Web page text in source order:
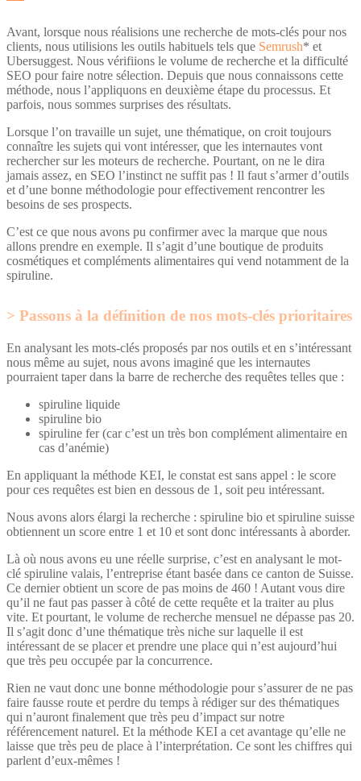
Avant, lorsque nous réalisions une recherche de mots-clés pour nos
clients, nous utilisions les outils habituels tels que Semrush* et
Ubersuggest. Nous vérifiions le volume de recherche et la difficulté
SEO pour faire notre sélection. Depuis que nous connaissons cette
méthode, nous l’appliquons en deuxième étape du processus. Et
parfois, nous sommes surprises des résultats.
Lorsque l’on travaille un sujet, une thématique, on croit toujours
connaître les sujets qui vont intéresser, que les internautes vont
rechercher sur les moteurs de recherche. Pourtant, on ne le dira
jamais assez, en SEO l’instinct ne suffit pas ! Il faut s’armer d’outils
et d’une bonne méthodologie pour effectivement rencontrer les
besoins de ses prospects.
C’est ce que nous avons pu confirmer avec la marque que nous
allons prendre en exemple. Il s’agit d’une boutique de produits
cosmétiques et compléments alimentaires qui vend notamment de la
spiruline.
Passons à la définition de nos mots-clés prioritaires
En analysant les mots-clés proposés par nos outils et en s’intéressant
nous même au sujet, nous avons imaginé que les internautes
pourraient taper dans la barre de recherche des requêtes telles que :
spiruline liquide
spiruline bio
spiruline fer (car c’est un très bon complément alimentaire en
cas d’anémie)
En appliquant la méthode KEI, le constat est sans appel : le score
pour ces requêtes est bien en dessous de 1, soit peu intéressant.
Nous avons alors élargi la recherche : spiruline bio et spiruline suisse
obtiennent un score entre 1 et 10 et sont donc intéressants à aborder.
Là où nous avons eu une réelle surprise, c’est en analysant le mot-
clé spiruline valais, l’entreprise étant basée dans ce canton de Suisse.
Ce dernier obtient un score de pas moins de 460 ! Autant vous dire
qu’il ne faut pas passer à côté de cette requête et la traiter au plus
vite. Et pourtant, le volume de recherche mensuel ne dépasse pas 20.
Il s’agit donc d’une thématique très niche sur laquelle il est
intéressant de se placer et prendre une place qui n’est aujourd’hui
que très peu occupée par la concurrence.
Rien ne vaut donc une bonne méthodologie pour s’assurer de ne pas
faire fausse route et perdre du temps à rédiger sur des thématiques
qui n’auront finalement que très peu d’impact sur notre
référencement naturel. Et la méthode KEI a cet avantage qu’elle ne
laisse que très peu de place à l’interprétation. Ce sont les chiffres qui
parlent d’eux-mêmes !